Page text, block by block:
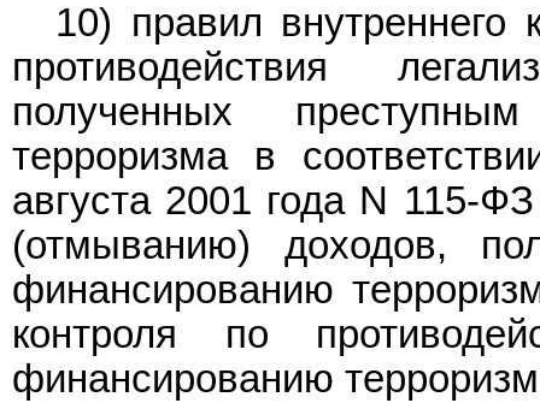
10) правил внутреннего
противодействия
полученных
терроризма в
августа 2001 года N 115-
(отмыванию) доходов,
финансированию
контроля по
финансированию